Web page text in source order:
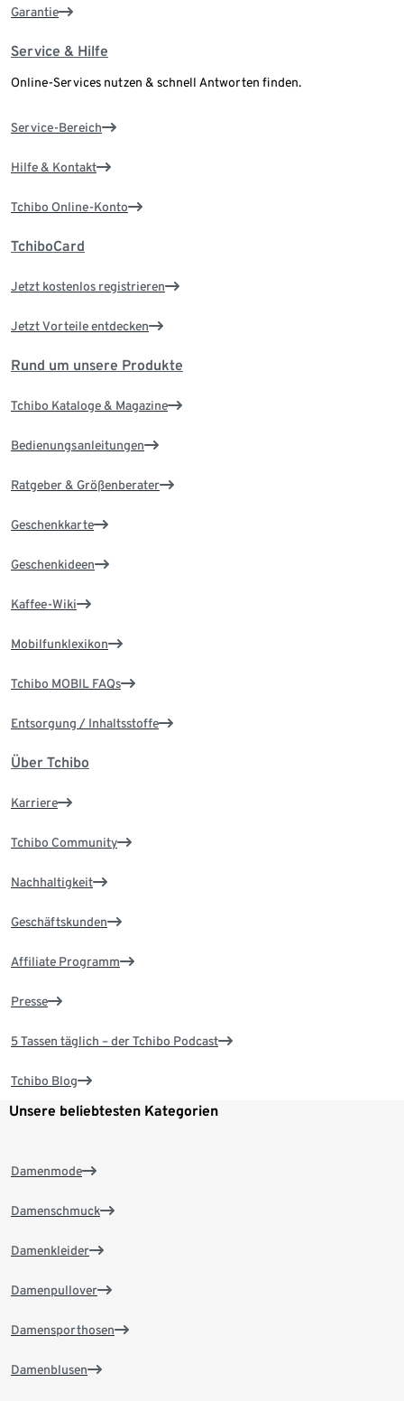
Garantie
Service & Hilfe
Online-Services nutzen & schnell Antworten finden.
Service-Bereich
Hilfe & Kontakt
Tchibo Online-Konto
TchiboCard
Jetzt kostenlos registrieren
Jetzt Vorteile entdecken
Rund um unsere Produkte
Tchibo Kataloge & Magazine
Bedienungsanleitungen
Ratgeber & Größenberater
Geschenkkarte
Geschenkideen
Kaffee-Wiki
Mobilfunklexikon
Tchibo MOBIL FAQs
Entsorgung / Inhaltsstoffe
Über Tchibo
Karriere
Tchibo Community
Nachhaltigkeit
Geschäftskunden
Affiliate Programm
Presse
5 Tassen täglich – der Tchibo Podcast
Tchibo Blog
Unsere beliebtesten Kategorien
Damenmode
Damenschmuck
Damenkleider
Damenpullover
Damensporthosen
Damenblusen